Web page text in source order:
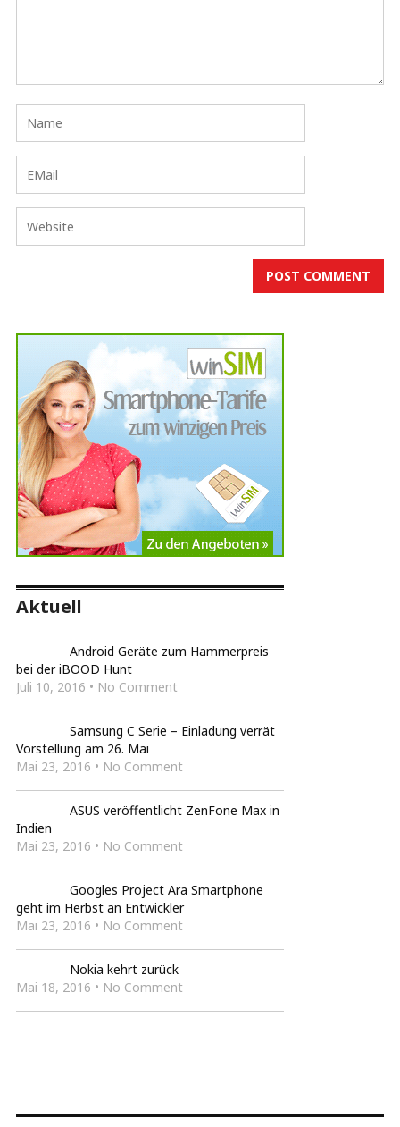
Aktuell
Android Geräte zum Hammerpreis
bei der iBOOD Hunt
Juli 10, 2016 • No Comment
Samsung C Serie – Einladung verrät
Vorstellung am 26. Mai
Mai 23, 2016 • No Comment
ASUS veröffentlicht ZenFone Max in
Indien
Mai 23, 2016 • No Comment
Googles Project Ara Smartphone
geht im Herbst an Entwickler
Mai 23, 2016 • No Comment
Nokia kehrt zurück
Mai 18, 2016 • No Comment